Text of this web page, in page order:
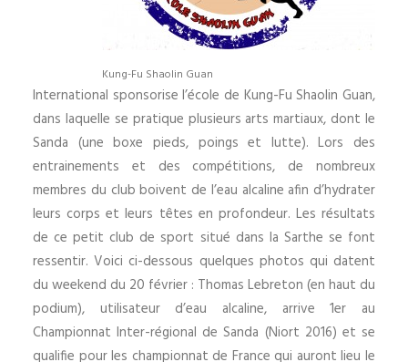
Kung-Fu Shaolin Guan
International sponsorise l’école de Kung-Fu Shaolin Guan,
dans laquelle se pratique plusieurs arts martiaux, dont le
Sanda (une boxe pieds, poings et lutte). Lors des
entrainements et des compétitions, de nombreux
membres du club boivent de l’eau alcaline afin d’hydrater
leurs corps et leurs têtes en profondeur. Les résultats
de ce petit club de sport situé dans la Sarthe se font
ressentir. Voici ci-dessous quelques photos qui datent
du weekend du 20 février : Thomas Lebreton (en haut du
podium), utilisateur d’eau alcaline, arrive 1er au
Championnat Inter-régional de Sanda (Niort 2016) et se
qualifie pour les championnat de France qui auront lieu le